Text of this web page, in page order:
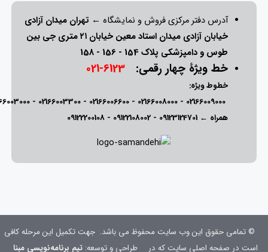
آدرس دفتر مرکزی فروش و نمایشگاه ← تهران میدان آزادی
خیابان آزادی میدان استاد معین خیابان ۲۱ متری جی بین
طوس و دامپزشکی پلاک 154 - 156 - 158
خط ویژۀ چهار رقمی:6123-021
خطوط ویژه:
02166009000
-
02166008000
-
02166006600
-
02166003300
-
همراه ← 09123124701
-
09122108002
-
09122200108
© تمامی حقوق این وب سایت محفوظ می باشد.
طراحی و توسعه: تیم برنامه‌نویسی مبنا
جهت تکمیل این مرحله کافی
است در صفحه اصلی سایت که در